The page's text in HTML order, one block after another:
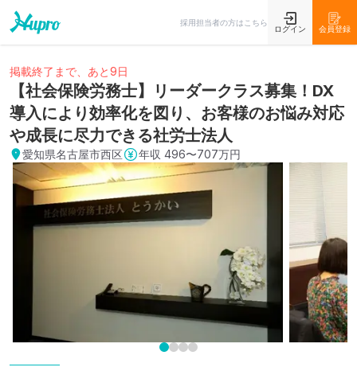
採用担当者の方はこちら
ログイン 会員登録
掲載終了まで、あと9日
【社会保険労務士】リーダークラス募集！DX
導入により効率化を図り、お客様のお悩み対応
や成長に尽力できる社労士法人
愛知県名古屋市西区 年収 496〜707万円